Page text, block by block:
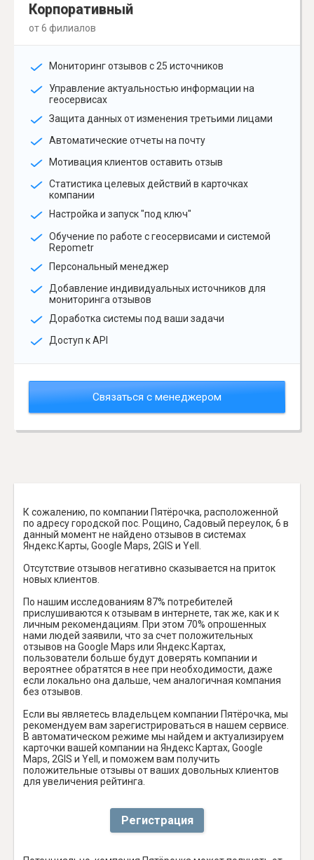
Корпоративный
от 6 филиалов
Мониторинг отзывов с 25 источников
Управление актуальностью информации на
геосервисах
Защита данных от изменения третьими лицами
Автоматические отчеты на почту
Мотивация клиентов оставить отзыв
Статистика целевых действий в карточках
компании
Настройка и запуск "под ключ"
Обучение по работе с геосервисами и системой
Repometr
Персональный менеджер
Добавление индивидуальных источников для
мониторинга отзывов
Доработка системы под ваши задачи
Доступ к API
Связаться с менеджером
К сожалению, по компании Пятёрочка, расположенной
по адресу городской пос. Рощино, Садовый переулок, 6 в
данный момент не найдено отзывов в системах
Яндекс.Карты, Google Maps, 2GIS и Yell.
Отсутствие отзывов негативно сказывается на приток
новых клиентов.
По нашим исследованиям 87% потребителей
прислушиваются к отзывам в интернете, так же, как и к
личным рекомендациям. При этом 70% опрошенных
нами людей заявили, что за счет положительных
отзывов на Google Maps или Яндекс.Картах,
пользователи больше будут доверять компании и
вероятнее обратятся в нее при необходимости, даже
если локально она дальше, чем аналогичная компания
без отзывов.
Если вы являетесь владельцем компании Пятёрочка, мы
рекомендуем вам зарегистрироваться в нашем сервисе.
В автоматическом режиме мы найдем и актуализируем
карточки вашей компании на Яндекс Картах, Google
Maps, 2GIS и Yell, и поможем вам получить
положительные отзывы от ваших довольных клиентов
для увеличения рейтинга.
Регистрация